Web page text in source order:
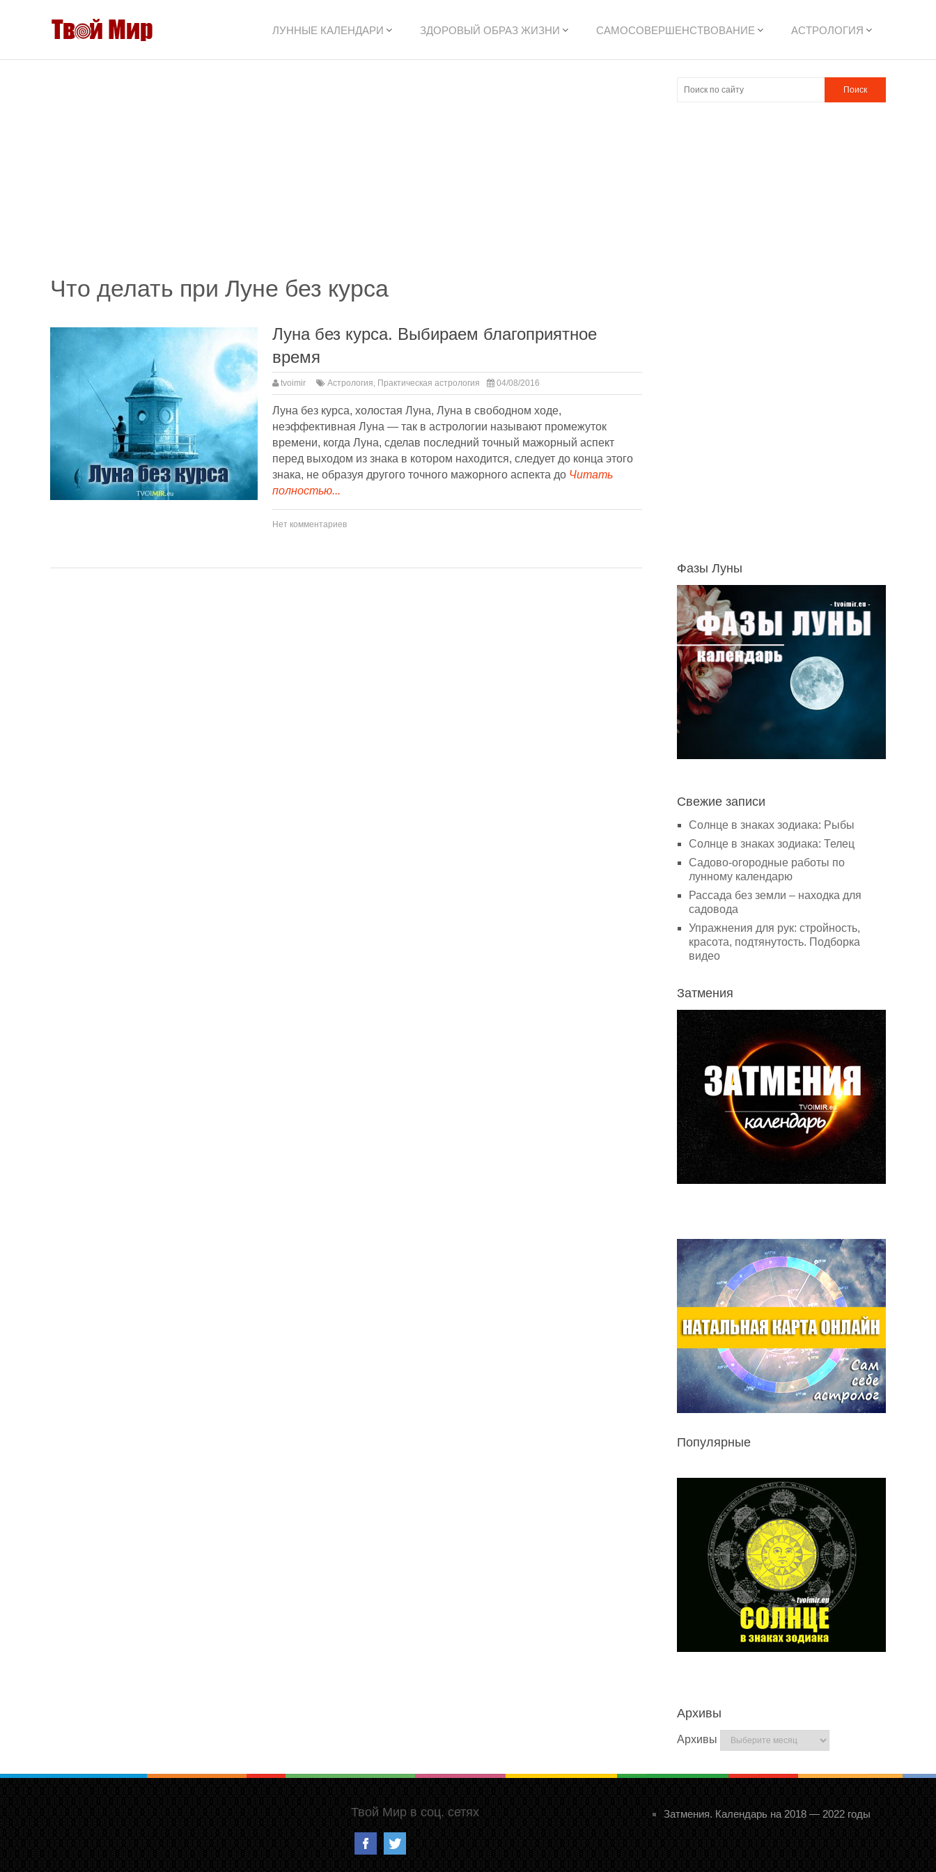
ЛУННЫЕ КАЛЕНДАРИ ЗДОРОВЫЙ ОБРАЗ ЖИЗНИ САМОСОВЕРШЕНСТВОВАНИЕ АСТРОЛОГИЯ
Что делать при Луне без курса
Луна без курса. Выбираем благоприятное
время
tvoimir Астрология, Практическая астрология 04/08/2016
Луна без курса, холостая Луна, Луна в свободном ходе,
неэффективная Луна — так в астрологии называют промежуток
времени, когда Луна, сделав последний точный мажорный аспект
перед выходом из знака в котором находится, следует до конца этого
знака, не образуя другого точного мажорного аспекта до Читать
полностью...
Нет комментариев
Фазы Луны
Свежие записи
Солнце в знаках зодиака: Рыбы
Солнце в знаках зодиака: Телец
Садово-огородные работы по
лунному календарю
Рассада без земли – находка для
садовода
Упражнения для рук: стройность,
красота, подтянутость. Подборка
видео
Затмения
Популярные
Архивы
Архивы
Твой Мир в соц. сетях Затмения. Календарь на 2018 — 2022 годы